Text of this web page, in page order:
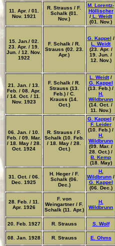
11. Apr. / 01.
Nov. 1921
R. Strauss / F.
Schalk (01.
Nov.)
M. Lorentz-
Höllischer
/ L. Weidt
(01. Nov.)
15. Jan./ 02.
23. Apr. / 19.
Jun. / 12. Nov.
1922
F. Schalk / R.
Strauss (02. 23.
Apr.)
G. Kappel /
L. Weidt
(23. Apr. /
19. Jun. /
12. Nov.)
21. Jan. / 13.
Feb. / 08. Apr.
/ 14. Oct. / 11.
Nov. 1923
F. Schalk / R.
Strauss (13.
Feb.) / C.
Krauss (14.
Oct.)
L. Weidt/
G. Kappel
(13. Feb.) /
H.
Wildbrunn
(14. Oct. /
11. Nov.)
06. Jan. / 10.
Feb. / 09. Mar.
/ 18. May / 28.
Oct. 1924
R. Strauss / F.
Schalk (10. Feb.
/ 18. May / 28.
Oct.)
G. Kappel /
F. Leider
(10. Feb.) /
H.
Wildbrunn
(09. Mar. /
28. Oct.) /
B. Kemp
(18. May)
31. Oct. / 06.
Dec. 1925
H. Heger / F.
Schalk (06.
Dec.)
H.
Wildbrunn /
G. Kappel
(06. Dec.)
28. Feb. / 11.
Apr. 1926
F. von
Weingartner / F.
Schalk (11. Apr.)
H.
Wildbrunn
20. Feb. 1927 R. Strauss S. Wolf
08. Jan. 1928
R. Strauss E. Ohms